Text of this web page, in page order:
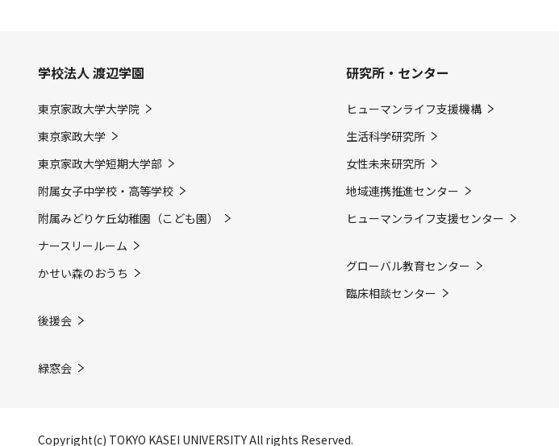
学校法人 渡辺学園
東京家政大学大学院
東京家政大学
東京家政大学短期大学部
附属女子中学校・高等学校
附属みどりケ丘幼稚園（こども園）
ナースリールーム
かせい森のおうち
後援会
緑窓会
研究所・センター
ヒューマンライフ支援機構
生活科学研究所
女性未来研究所
地域連携推進センター
ヒューマンライフ支援センター
グローバル教育センター
臨床相談センター
Copyright(c) TOKYO KASEI UNIVERSITY All rights Reserved.